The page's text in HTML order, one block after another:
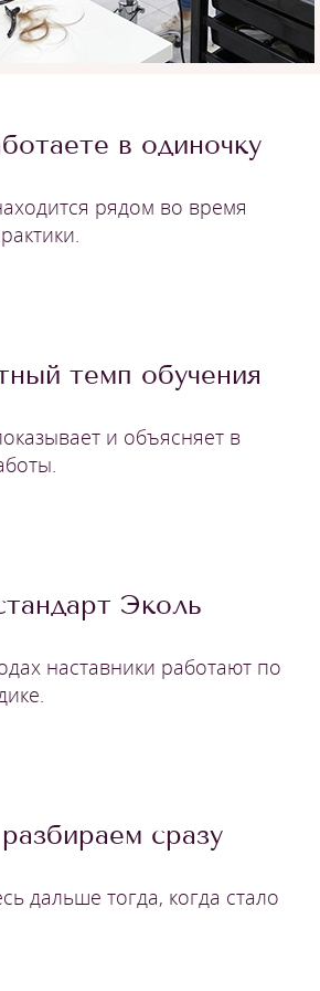
в одиночку
рядом во время
темп обучения
и объясняет в
Эколь
наставники работают по
сразу
дальше тогда, когда стало